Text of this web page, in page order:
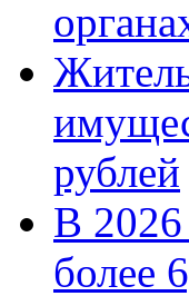
рублей
В 2026
более